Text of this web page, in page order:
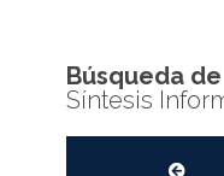
Búsqueda de
Síntesis